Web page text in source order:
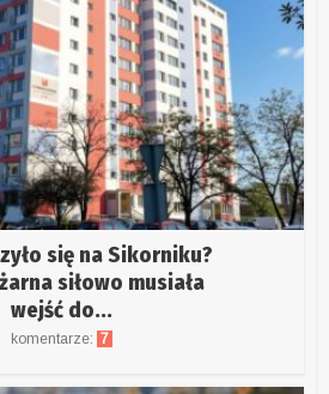
się na Sikorniku?
siłowo musiała
wejść do...
komentarze: 7